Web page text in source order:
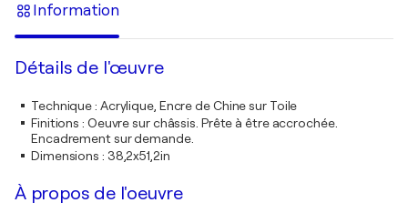
Information
Détails de l'œuvre
Technique: Acrylique, Encre de Chine sur Toile
Finitions : Oeuvre sur châssis. Prête à être accrochée.
Encadrement sur demande.
Dimensions : 38,2x51,2in
À propos de l'oeuvre